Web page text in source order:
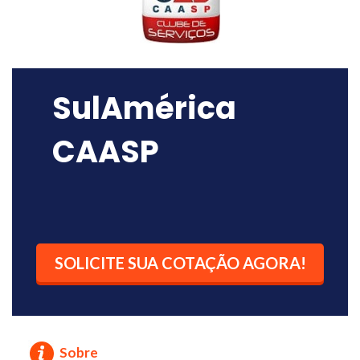
SulAmérica
CAASP
SOLICITE SUA COTAÇÃO AGORA!
Sobre